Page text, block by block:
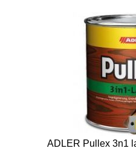
ADLER Pullex 3n1